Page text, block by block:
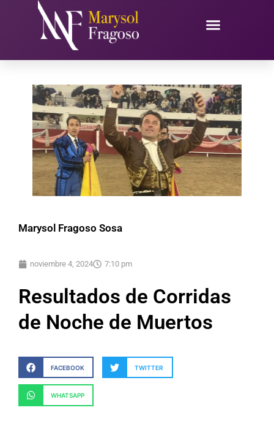
contenido
Marysol Fragoso Sosa
noviembre 4, 2024 7:10 pm
Resultados de Corridas
de Noche de Muertos
FACEBOOK TWITTER
WHATSAPP